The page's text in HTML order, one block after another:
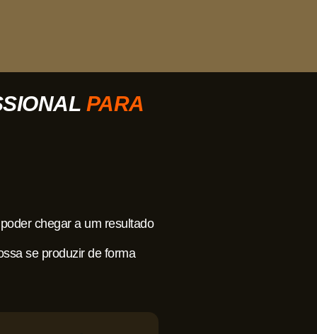
PARA
chegar a um resultado
se produzir de forma